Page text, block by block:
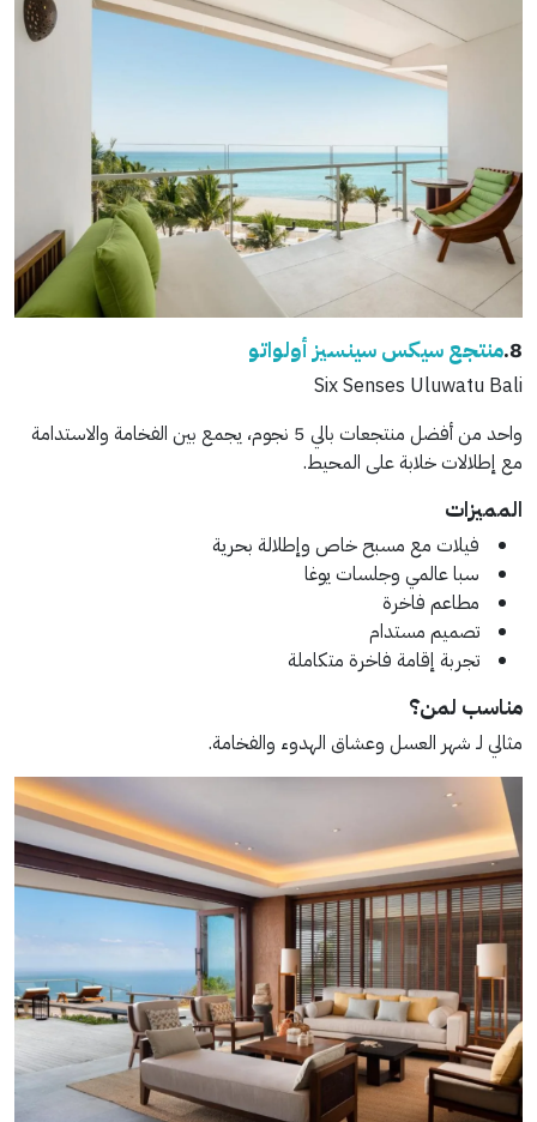
8.منتجع سيكس سينسيز أولواتو
Six Senses Uluwatu Bali
واحد من أفضل منتجعات بالي 5 نجوم، يجمع بين الفخامة والاستدامة
مع إطلالات خلابة على المحيط.
المميزات
فيلات مع مسبح خاص وإطلالة بحرية
سبا عالمي وجلسات يوغا
مطاعم فاخرة
تصميم مستدام
تجربة إقامة فاخرة متكاملة
مناسب لمن؟
مثالي لـ شهر العسل وعشاق الهدوء والفخامة.